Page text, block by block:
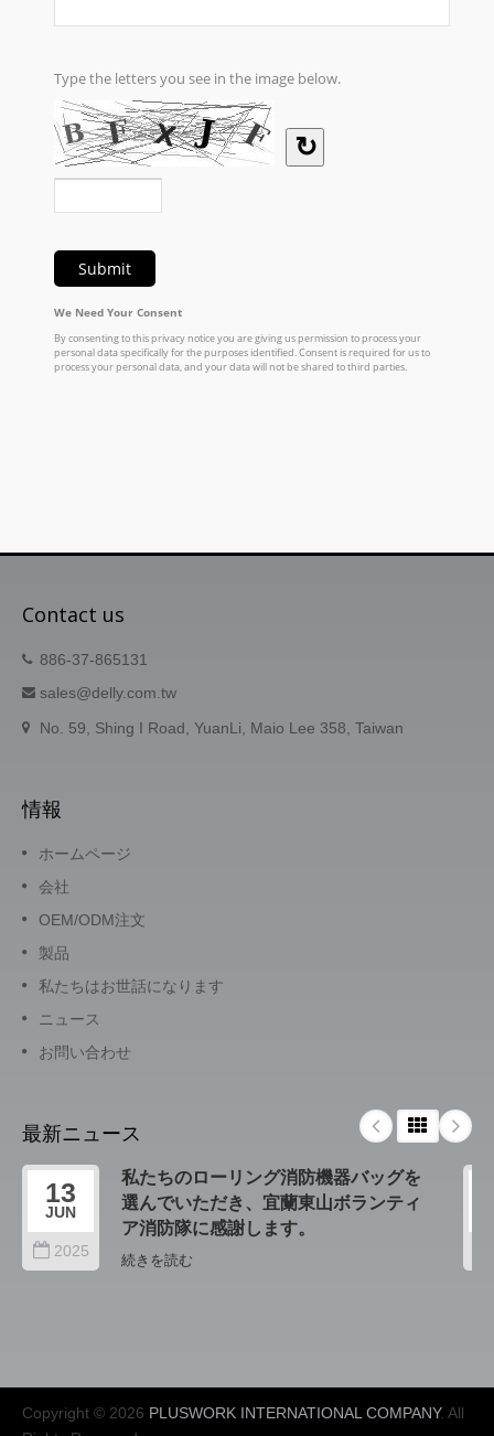
Contact us
886-37-865131
sales@delly.com.tw
No. 59, Shing I Road, YuanLi, Maio Lee 358, Taiwan
情報
ホームページ
会社
OEM/ODM注文
製品
私たちはお世話になります
ニュース
お問い合わせ
最新ニュース
13
JUN
2025
私たちのローリング消防機器バッグを
選んでいただき、宜蘭東山ボランティ
ア消防隊に感謝します。
続きを読む
Copyright © 2026 PLUSWORK INTERNATIONAL COMPANY. All